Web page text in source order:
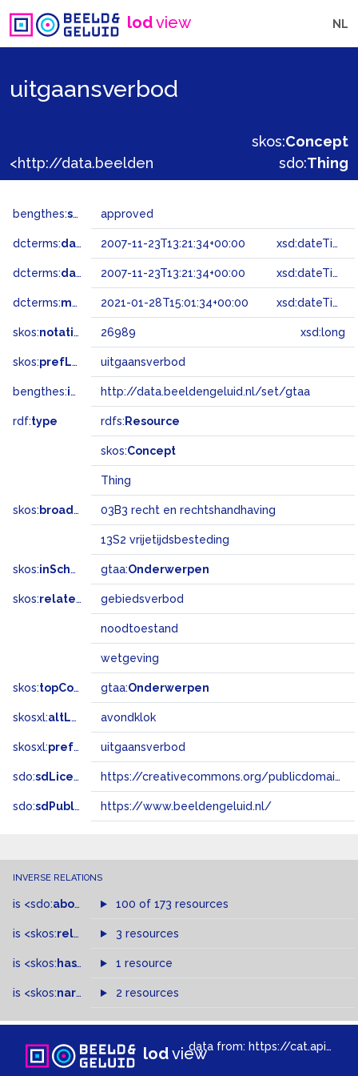
lodview NL
uitgaansverbod
skos:Concept
sdo:Thing
bengthes:status approved
dcterms:dateAccepted 2007-11-23T13:21:34+00:00 xsd:dateTime
dcterms:dateSubmitted 2007-11-23T13:21:34+00:00 xsd:dateTime
dcterms:modified 2021-01-28T15:01:34+00:00 xsd:dateTime
skos:notation 26989 xsd:long
skos:prefLabel uitgaansverbod
bengthes:inSet http://data.beeldengeluid.nl/set/gtaa
rdf:type rdfs: Resource
skos:Concept
Thing
skos: broadMatch 03B3 recht en rechtshandhaving
13S2 vrijetijdsbesteding
skos:inScheme gtaa:Onderwerpen
skos:related gebiedsverbod
noodtoestand
wetgeving
skos:topConceptOf gtaa:Onderwerpen
skosxl:altLabel avondklok
skosxl:prefLabel uitgaansverbod
sdo:sdLicense https://creativecommons.org/publicdomain/zero/1.0/
sdo:sdPublisher https://www.beeldengeluid.nl/
INVERSE RELATIONS
is <sdo:about of 100 of 173 resources
is <skos:related > of3 resources
is <skos: hasTopConcept >of
1 resource
is <skos:narrowMatch >of
2 resources
lodviewdata from: https://cat.apis.beeldengeluid.nl/sparql